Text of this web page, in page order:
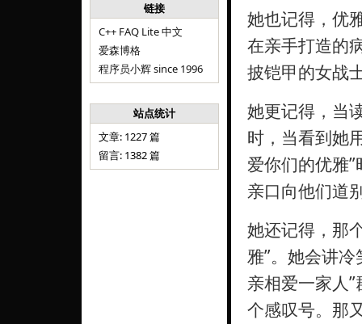
链接
C++ FAQ Lite 中文
爱森博格
程序员小辉 since 1996
站点统计
文章: 1227 篇
留言: 1382 篇
她也记得，优
在亲手打造的
披铠甲的女战
她更记得，当
时，当看到她
爱你们的优雅
亲口向他们道
她还记得，那
雅”。她会讲
亲相爱一家人
个感叹号。那